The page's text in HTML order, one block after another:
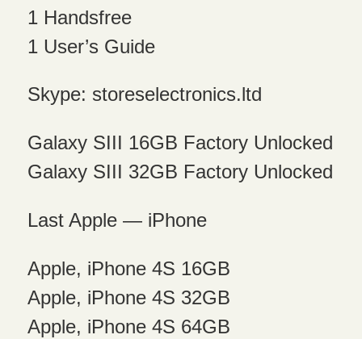
1 Handsfree
1 User’s Guide
Skype: storeselectronics.ltd
Galaxy SIII 16GB Factory Unlocked
Galaxy SIII 32GB Factory Unlocked
Last Apple — iPhone
Apple, iPhone 4S 16GB
Apple, iPhone 4S 32GB
Apple, iPhone 4S 64GB